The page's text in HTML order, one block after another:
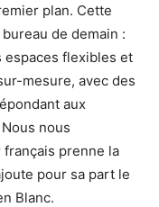
plan. Cette
de demain :
espaces flexibles et
mesure, avec des
aux
nous
français prenne la
pour sa part le
Blanc.